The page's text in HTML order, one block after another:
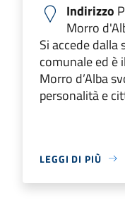
Indirizzo
Morro
Si accede dalla
comunale ed è
Morro d’Alba
personalità e
LEGGI DI PIÙ